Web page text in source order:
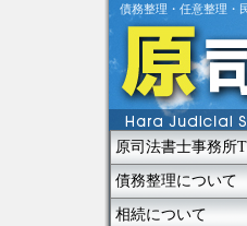
債務整理・任意整理・
原司法書士事務所
債務整理について
相続について